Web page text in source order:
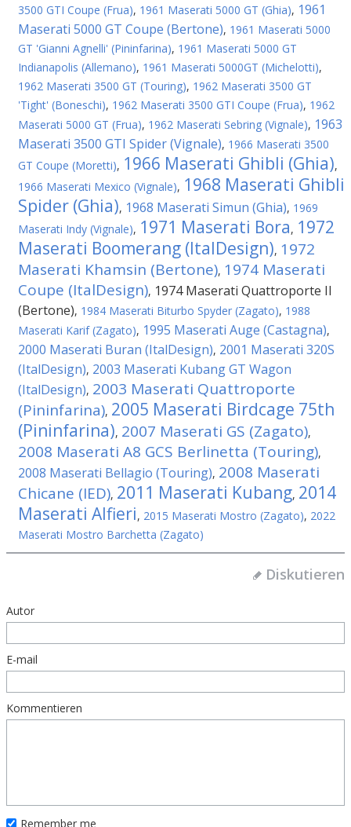
3500 GTI Coupe (Frua), 1961 Maserati 5000 GT (Ghia), 1961
Maserati 5000 GT Coupe (Bertone), 1961 Maserati 5000
GT 'Gianni Agnelli' (Pininfarina), 1961 Maserati 5000 GT
Indianapolis (Allemano), 1961 Maserati 5000GT (Michelotti),
1962 Maserati 3500 GT (Touring), 1962 Maserati 3500 GT
'Tight' (Boneschi), 1962 Maserati 3500 GTI Coupe (Frua), 1962
Maserati 5000 GT (Frua), 1962 Maserati Sebring (Vignale), 1963
Maserati 3500 GTI Spider (Vignale), 1966 Maserati 3500
GT Coupe (Moretti), 1966 Maserati Ghibli (Ghia),
1966 Maserati Mexico (Vignale), 1968 Maserati Ghibli
Spider (Ghia), 1968 Maserati Simun (Ghia), 1969
Maserati Indy (Vignale), 1971 Maserati Bora, 1972
Maserati Boomerang (ItalDesign), 1972
Maserati Khamsin (Bertone), 1974 Maserati
Coupe (ItalDesign), 1974 Maserati Quattroporte II
(Bertone), 1984 Maserati Biturbo Spyder (Zagato), 1988
Maserati Karif (Zagato), 1995 Maserati Auge (Castagna),
2000 Maserati Buran (ItalDesign), 2001 Maserati 320S
(ItalDesign), 2003 Maserati Kubang GT Wagon
(ItalDesign), 2003 Maserati Quattroporte
(Pininfarina), 2005 Maserati Birdcage 75th
(Pininfarina), 2007 Maserati GS (Zagato),
2008 Maserati A8 GCS Berlinetta (Touring),
2008 Maserati Bellagio (Touring), 2008 Maserati
Chicane (IED), 2011 Maserati Kubang, 2014
Maserati Alfieri, 2015 Maserati Mostro (Zagato), 2022
Maserati Mostro Barchetta (Zagato)
Diskutieren
Autor
E-mail
Kommentieren
Remember me